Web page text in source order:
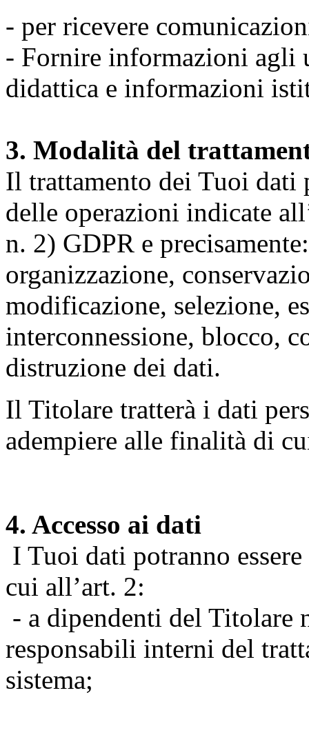
- per ricevere
- Fornire informazioni agli
didattica e informazioni
3. Modalità del
Il trattamento dei Tuoi dati
delle operazioni indicate
n. 2) GDPR e
organizzazione,
modificazione, selezione,
interconnessione, blocco,
distruzione dei dati.
Il Titolare tratterà i dati
adempiere alle finalità di
4. Accesso ai dati
I Tuoi dati potranno
cui all’art. 2:
- a dipendenti del Titolare
responsabili interni del
sistema;